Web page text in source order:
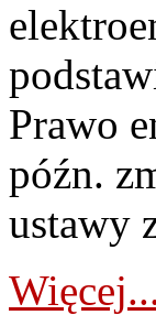
Prawo
późn.
ustawy